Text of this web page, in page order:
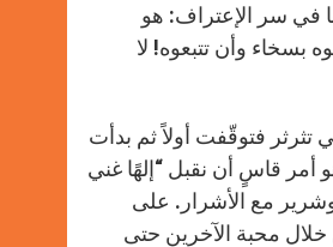
في سر الإعتراف: هو
بسخاء وأن تتبعوه! لا
تثرثر فتوقّفت أولاً ثم بدأت
استقبال يسوع وكم هو أمر قاسٍ أن نقبل “إلهًا غني
مع الأشرار. على
محبة الآخرين حتى